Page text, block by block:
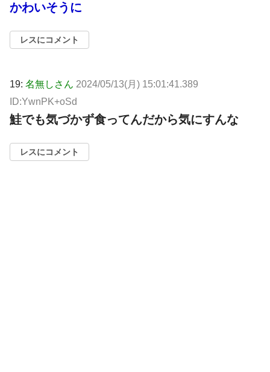
かわいそうに
レスにコメント
19: 名無しさん 2024/05/13(月) 15:01:41.389
ID:YwnPK+oSd
鮭でも気づかず食ってんだから気にすんな
レスにコメント